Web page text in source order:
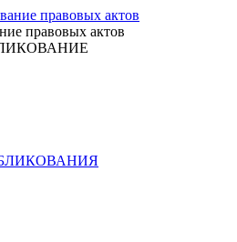
правовых актов